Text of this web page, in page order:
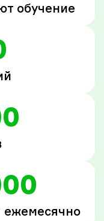
обучение